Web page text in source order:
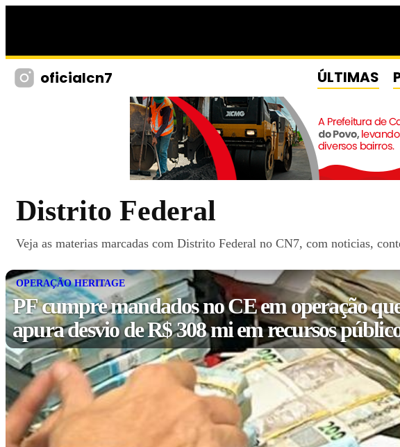
oficialcn7 ÚLTIMAS
Distrito Federal
Veja as materias marcadas com Distrito Federal no CN7, com noticias,
OPERAÇÃO HERITAGE
PF cumpre mandados no CE em operação
apura desvio de R$ 308 mi em recursos